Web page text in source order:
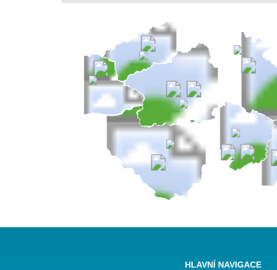
HLAVNÍ NAVIGACE